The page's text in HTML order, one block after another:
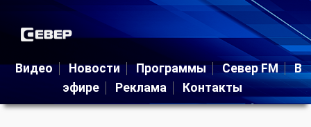
Видео Новости Программы Север FM
В
эфире
Реклама Контакты